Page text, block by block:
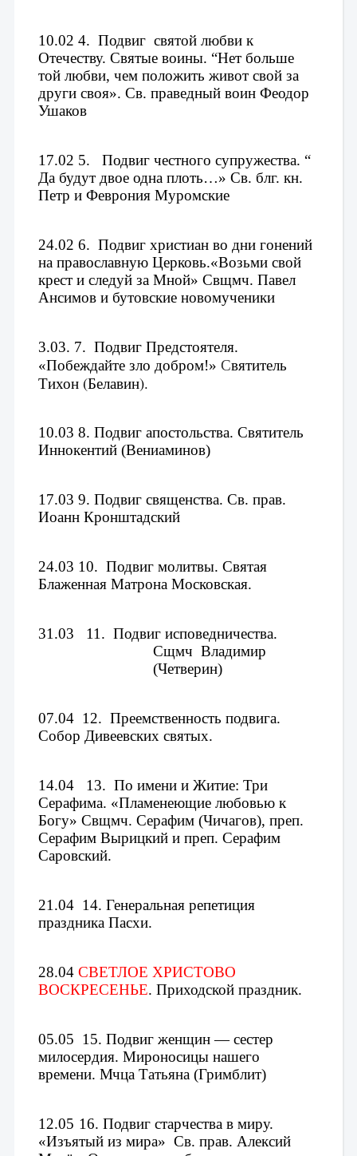
10.02 4. Подвиг  святой любви к
Отечеству. Святые воины. “Нет больше
той любви, чем положить живот свой за
други своя». Св. праведный воин Феодор
Ушаков
17.02 5.   Подвиг честного супружества. “
Да будут двое одна плоть…» Св. блг. кн.
Петр и Феврония Муромские
24.02 6. Подвиг христиан во дни гонений
на православную Церковь.«Возьми свой
крест и следуй за Мной» Свщмч. Павел
Ансимов и бутовские новомученики
3.03. 7. Подвиг Предстоятеля.
«Побеждайте зло добром!» Святитель
Тихон (Белавин).
10.03 8. Подвиг апостольства. Святитель
Иннокентий (Вениаминов)
17.03 9. Подвиг священства. Св. прав.
Иоанн Кронштадский
24.03 10. Подвиг молитвы. Святая
Блаженная Матрона Московская.
31.03   11.
Сщмч  Владимир
(Четверин)
07.04 12. Преемственность подвига.
Собор Дивеевских святых.
14.04   13. По имени и Житие: Три
Серафима. «Пламенеющие любовью к
Богу» Свщмч. Серафим (Чичагов), преп.
Серафим Вырицкий и преп. Серафим
Саровский.
21.04 14. Генеральная репетиция
праздника Пасхи.
28.04 СВЕТЛОЕ ХРИСТОВО
ВОСКРЕСЕНЬЕ. Приходской праздник.
05.05 15. Подвиг женщин — сестер
милосердия. Мироносицы нашего
времени. Мчца Татьяна (Гримблит)
12.05 16.
«Изъятый из мира»  Св. прав. Алексий